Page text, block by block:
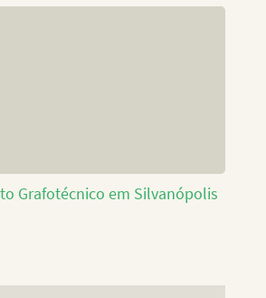
Grafotécnico em Silvanópolis